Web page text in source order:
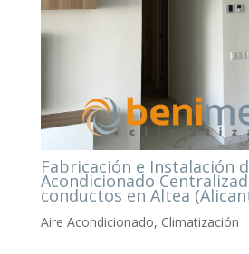
Fabricación e Instalación
Acondicionado
conductos en Altea
Aire Acondicionado, Climatización